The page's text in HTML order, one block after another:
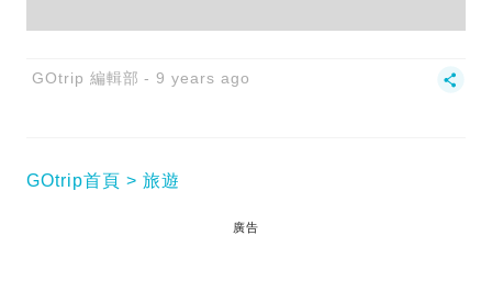
GOtrip 編輯部 9 years ago
GOtrip首頁 旅遊
廣告